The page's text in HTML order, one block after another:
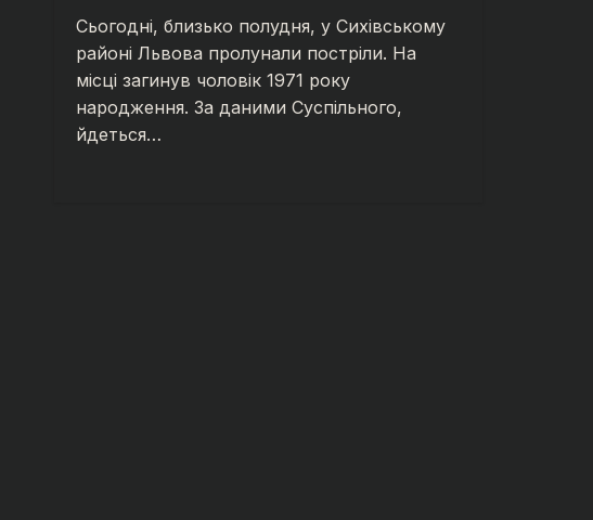
Сьогодні, близько полудня, у Сихівському
районі Львова пролунали постріли. На
місці загинув чоловік 1971 року
народження. За даними Суспільного,
йдеться…